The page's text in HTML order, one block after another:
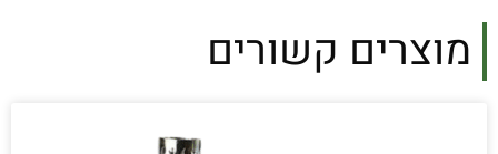
מוצרים קשורים